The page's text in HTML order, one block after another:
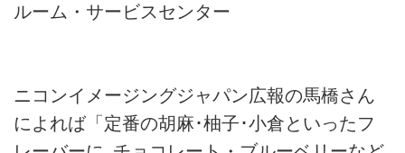
ルーム・サービスセンター
ニコンイメージングジャパン広報の馬橋さん
によれば「定番の胡麻･柚子･小倉といったフ